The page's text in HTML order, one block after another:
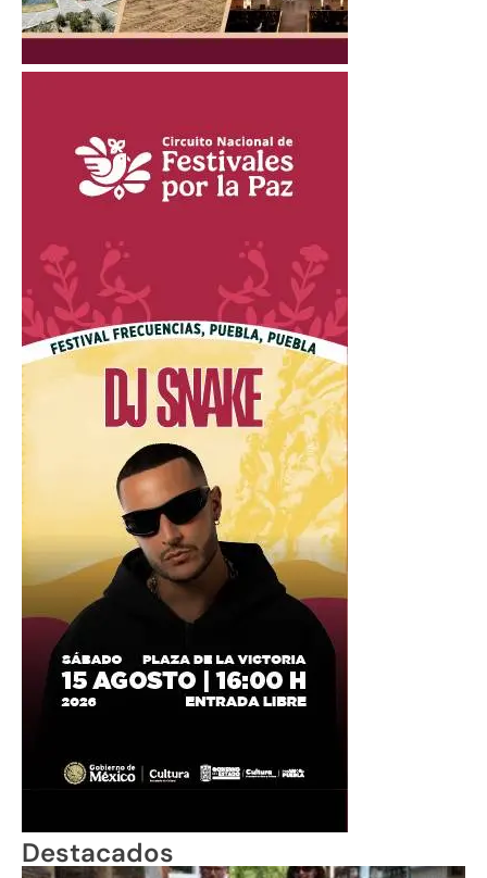
Destacados